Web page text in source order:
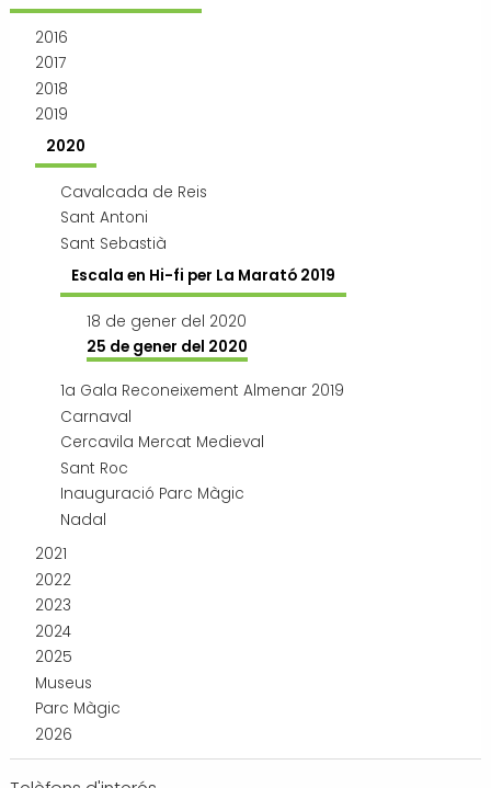
2016
2017
2018
2019
2020
Cavalcada de Reis
Sant Antoni
Sant Sebastià
Escala en Hi-fi per La Marató 2019
18 de gener del 2020
25 de gener del 2020
1a Gala Reconeixement Almenar 2019
Carnaval
Cercavila Mercat Medieval
Sant Roc
Inauguració Parc Màgic
Nadal
2021
2022
2023
2024
2025
Museus
Parc Màgic
2026